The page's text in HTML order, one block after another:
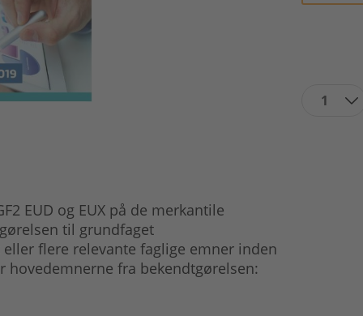
1
EUD og EUX på de merkantile
til grundfaget
flere relevante faglige emner inden
fra bekendtgørelsen: